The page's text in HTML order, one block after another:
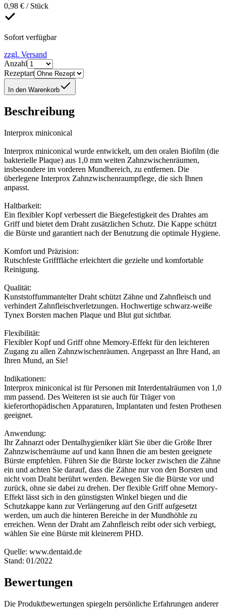
0,98 € / Stück
Sofort verfügbar
zzgl. Versand
Anzahl
Rezeptart
In den Warenkorb
Beschreibung
Interprox miniconical
Interprox miniconical wurde entwickelt, um den oralen Biofilm (die
bakterielle Plaque) aus 1,0 mm weiten Zahnzwischenräumen,
insbesondere im vorderen Mundbereich, zu entfernen. Die
überlegene Interprox Zahnzwischenraumpflege, die sich Ihnen
anpasst.
Haltbarkeit:
Ein flexibler Kopf verbessert die Biegefestigkeit des Drahtes am
Griff und bietet dem Draht zusätzlichen Schutz. Die Kappe schützt
die Bürste und garantiert nach der Benutzung die optimale Hygiene.
Komfort und Präzision:
Rutschfeste Grifffläche erleichtert die gezielte und komfortable
Reinigung.
Qualität:
Kunststoffummantelter Draht schützt Zähne und Zahnfleisch und
verhindert Zahnfleischverletzungen. Hochwertige schwarz-weiße
Tynex Borsten machen Plaque und Blut gut sichtbar.
Flexibilität:
Flexibler Kopf und Griff ohne Memory-Effekt für den leichteren
Zugang zu allen Zahnzwischenräumen. Angepasst an Ihre Hand, an
Ihren Mund, an Sie!
Indikationen:
Interprox miniconical ist für Personen mit Interdentalräumen von 1,0
mm passend. Des Weiteren ist sie auch für Träger von
kieferorthopädischen Apparaturen, Implantaten und festen Prothesen
geeignet.
Anwendung:
Ihr Zahnarzt oder Dentalhygieniker klärt Sie über die Größe Ihrer
Zahnzwischenräume auf und kann Ihnen die am besten geeignete
Bürste empfehlen. Führen Sie die Bürste locker zwischen die Zähne
ein und achten Sie darauf, dass die Zähne nur von den Borsten und
nicht vom Draht berührt werden. Bewegen Sie die Bürste vor und
zurück, ohne sie dabei zu drehen. Der flexible Griff ohne Memory-
Effekt lässt sich in den günstigsten Winkel biegen und die
Schutzkappe kann zur Verlängerung auf den Griff aufgesetzt
werden, um auch die hinteren Bereiche in der Mundhöhle zu
erreichen. Wenn der Draht am Zahnfleisch reibt oder sich verbiegt,
wählen Sie eine Bürste mit kleinerem PHD.
Quelle: www.dentaid.de
Stand: 01/2022
Bewertungen
Die Produktbewertungen spiegeln persönliche Erfahrungen anderer